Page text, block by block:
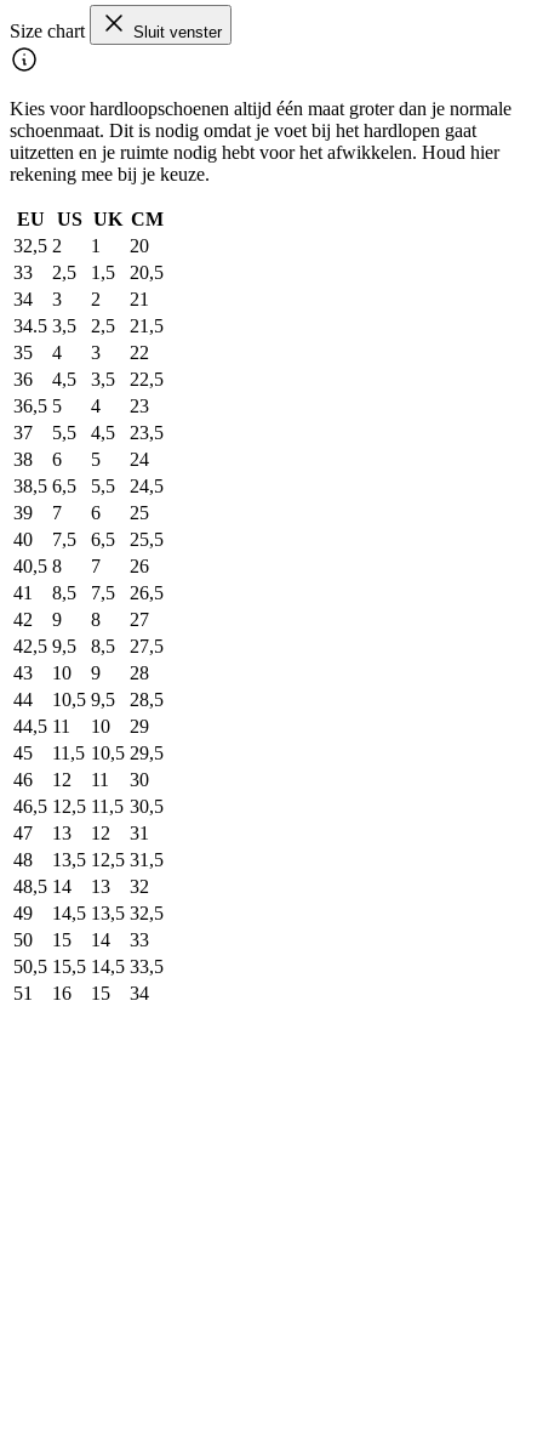
Size chart Sluit venster
Kies voor hardloopschoenen altijd één maat groter dan je normale
schoenmaat. Dit is nodig omdat je voet bij het hardlopen gaat
uitzetten en je ruimte nodig hebt voor het afwikkelen. Houd hier
rekening mee bij je keuze.
EU US UK CM
32,5 2 1
20
33
2,5 1,5
20,5
34
3 2
21
34.5 3,5 2,5
21,5
35
4 3
22
36
4,5 3,5
22,5
36,5 5 4
23
37
5,5 4,5
23,5
38
6 5
24
38,5 6,5 5,5
24,5
39
7 6
25
40
7,5 6,5
25,5
40,5 8 7
26
41
8,5 7,5
26,5
42
9 8
27
42,5 9,5 8,5
27,5
43
10 9
28
44
10,5 9,5
28,5
44,5 11 10
29
45
11,5 10,5 29,5
46
12 11
30
46,5 12,5 11,5 30,5
47
13 12
31
48
13,5 12,5 31,5
48,5 14 13
32
49
14,5 13,5 32,5
50
15 14
33
50,5 15,5 14,5 33,5
51
16 15 34